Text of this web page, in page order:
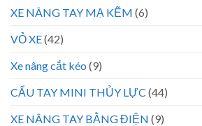
XE NÂNG TAY MẠ KẼM (6)
VỎ XE(42)
Xe nâng cắt kéo (9)
CẨU TAY MINI THỦY LỰC (44)
XE NÂNG TAY BẰNG ĐIỆN (9)